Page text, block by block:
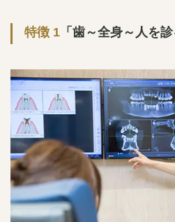
特徴 1 「歯～全身～人を